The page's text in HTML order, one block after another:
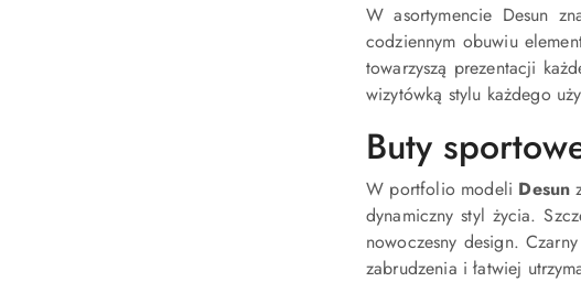
W asortymencie Desun
codziennym obuwiu
towarzyszą prezentacji
wizytówką stylu każdego
Buty
W portfolio modeli Desun
dynamiczny styl życia.
nowoczesny design.
zabrudzenia i łatwiej